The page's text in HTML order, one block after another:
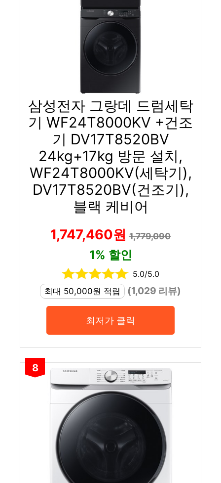
삼성전자 그랑데 드럼세탁
기 WF24T8000KV +건조
기 DV17T8520BV
24kg+17kg 방문 설치,
WF24T8000KV(세탁기),
DV17T8520BV(건조기),
블랙 케비어
1,747,460원 1,779,090
1% 할인
5.0/5.0
최대 50,000원 적립
(1,029 리뷰)
최저가 클릭
8